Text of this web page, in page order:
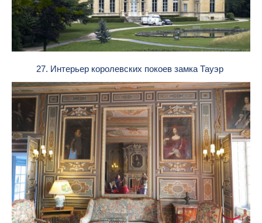
27. Интерьер королевских покоев замка Тауэр